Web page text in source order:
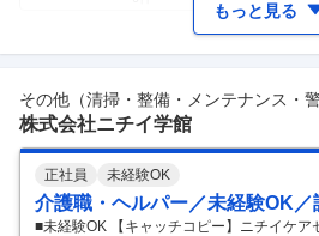
ワークライフバランス
副業
1件
0件
企業の選考に関するクチコミ
もっと見る
その他（清掃・整備・メンテナンス・
株式会社ニチイ学館
正社員 未経験OK
介護職・ヘルパー／未経験OK／
■未経験OK 【キャッチコピー】ニチイケア